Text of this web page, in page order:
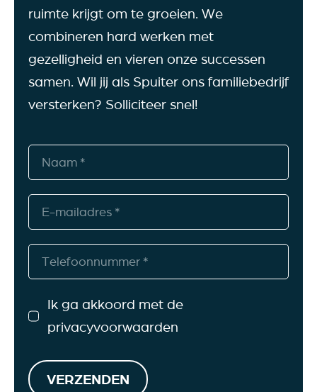
ruimte krijgt om te groeien. We
combineren hard werken met
gezelligheid en vieren onze successen
samen. Wil jij als Spuiter ons familiebedrijf
versterken? Solliciteer snel!
Ik ga akkoord met de
privacyvoorwaarden
VERZENDEN